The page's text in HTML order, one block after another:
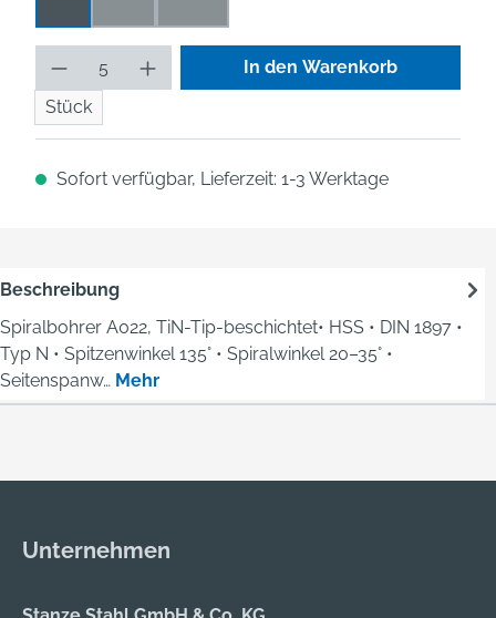
(Diese Option ist zurzeit nicht verfügbar.)
(Diese Option ist zurzeit nicht verfügbar.)
Produkt Anzahl: Gib den
Stück
In den Warenkorb
Sofort verfügbar, Lieferzeit: 1-3 Werktage
Beschreibung
Spiralbohrer A022, TiN-Tip-beschichtet• HSS • DIN 1897 •
Typ N • Spitzenwinkel 135° • Spiralwinkel 20–35° •
Seitenspanw… Mehr
Unternehmen